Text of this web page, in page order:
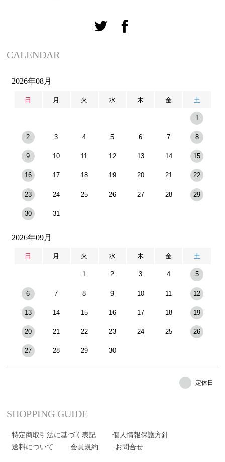
CALENDAR
2026年08月
日 月 火 水 木 金 土
1
2 3 4 5 6 7 8
9 10 11 12 13 14 15
16 17 18 19 20 21 22
23 24 25 26 27 28 29
30 31
2026年09月
日 月 火 水 木 金 土
1 2 3 4 5
6 7 8 9 10 11 12
13 14 15 16 17 18 19
20 21 22 23 24 25 26
27 28 29 30
定休日
SHOPPING GUIDE
特定商取引法に基づく表記
個人情報保護方針
送料について
会員規約 お問合せ